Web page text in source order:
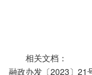
相关文档：
融政办发〔2023〕21